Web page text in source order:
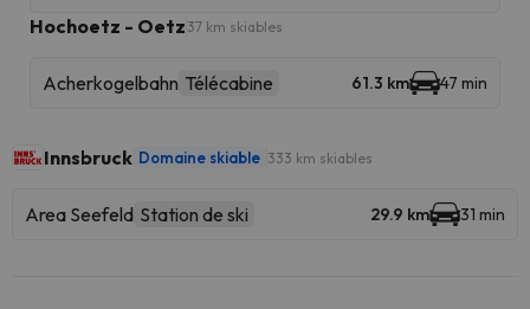
Hochoetz - Oetz 37 km skiables
Acherkogelbahn Télécabine 61.3 km 47 min
Innsbruck Domaine skiable 333 km skiables
Area Seefeld Station de ski 29.9 km 31 min